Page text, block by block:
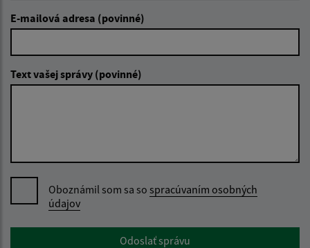
E-mailová adresa (povinné)
Text vašej správy (povinné)
Oboznámil som sa so spracúvaním osobných
údajov
Google reCaptcha ResponseOdoslať správu